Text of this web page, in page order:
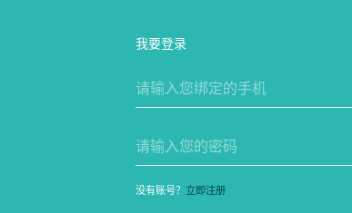
我要登录
没有账号？ 立即注册